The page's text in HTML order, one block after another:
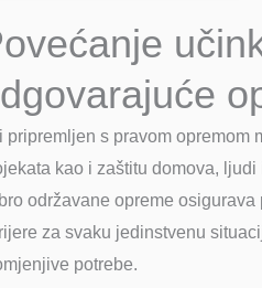
pripremljen s pravom opremom
kao i zaštitu domova,
održavane opreme
za svaku jedinstvenu
potrebe.